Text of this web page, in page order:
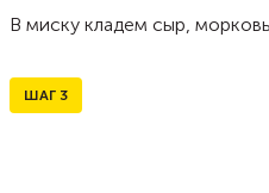
В миску кладем сыр,
ШАГ 3